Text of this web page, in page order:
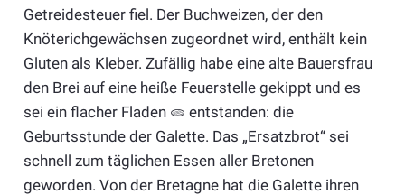
Getreidesteuer fiel. Der Buchweizen, der den
Knöterichgewächsen zugeordnet wird, enthält kein
Gluten als Kleber. Zufällig habe eine alte Bauersfrau
den Brei auf eine heiße Feuerstelle gekippt und es
sei ein flacher Fladen 🫓 entstanden: die
Geburtsstunde der Galette. Das „Ersatzbrot“ sei
schnell zum täglichen Essen aller Bretonen
geworden. Von der Bretagne hat die Galette ihren